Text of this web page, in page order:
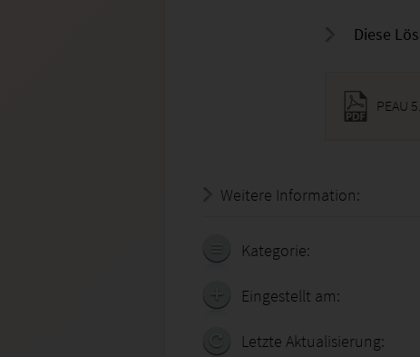
Diese
PEAU
Weitere Information:
Kategorie:
Eingestellt am:
Letzte Aktualisierung: